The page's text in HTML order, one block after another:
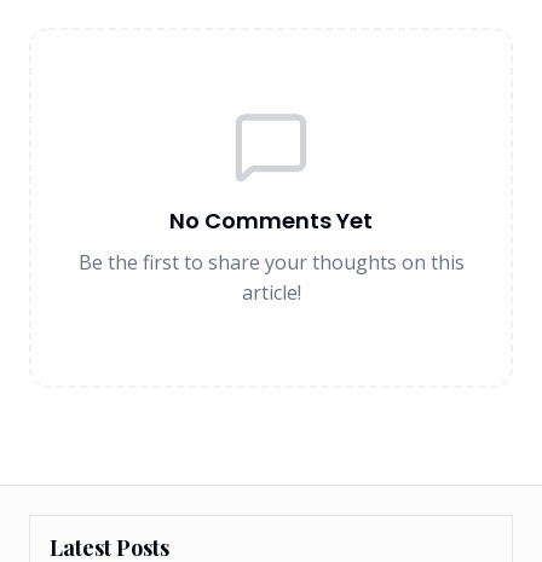
No Comments Yet
Be the first to share your thoughts on this
article!
Latest Posts